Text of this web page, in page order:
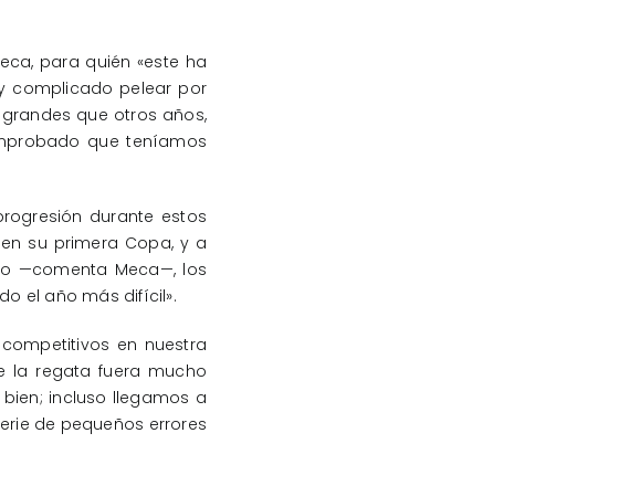
para quién «este ha
complicado pelear por
que otros años,
que teníamos
durante estos
su primera Copa, y a
—comenta Meca—, los
el año más difícil».
en nuestra
la regata fuera mucho
incluso llegamos a
de pequeños errores